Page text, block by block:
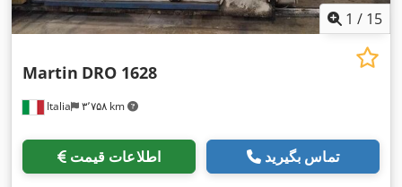
1 / 15
Italia ۳٬۷۵۸ km
Martin DRO 1628
اطلاعات قیمت تماس بگیرید